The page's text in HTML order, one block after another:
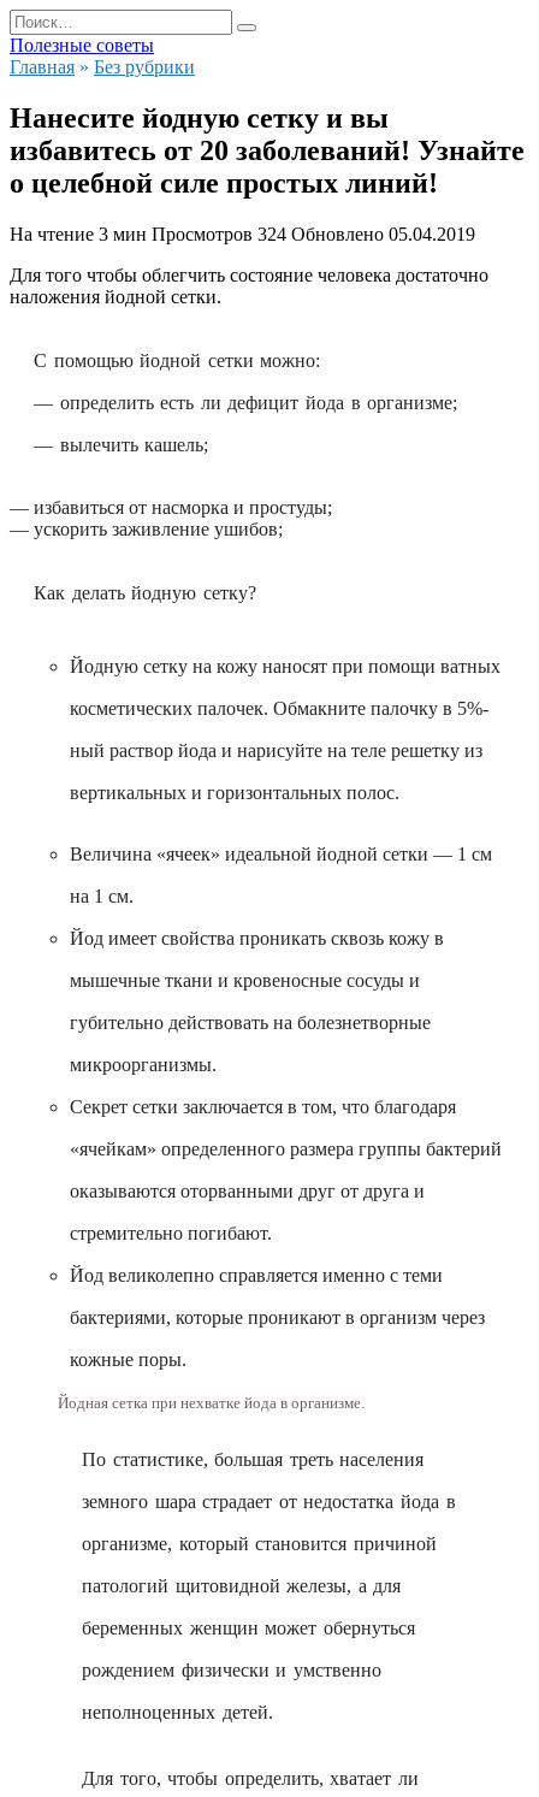
Перейти
к
содержанию
Search
for:
Полезные советы
Главная » Без рубрики
Нанесите йодную сетку и вы
избавитесь от 20 заболеваний! Узнайте
о целебной силе простых линий!
На чтение 3 мин Просмотров 324 Обновлено 05.04.2019
Для того чтобы облегчить состояние человека достаточно
наложения йодной сетки.
С помощью йодной сетки можно:
— определить есть ли дефицит йода в организме;
— вылечить кашель;
— избавиться от насморка и простуды;
— ускорить заживление ушибов;
Как делать йодную сетку?
Йодную сетку на кожу наносят при помощи ватных
косметических палочек. Обмакните палочку в 5%-
ный раствор йода и нарисуйте на теле решетку из
вертикальных и горизонтальных полос.
Величина «ячеек» идеальной йодной сетки — 1 см
на 1 см.
Йод имеет свойства проникать сквозь кожу в
мышечные ткани и кровеносные сосуды и
губительно действовать на болезнетворные
микроорганизмы.
Секрет сетки заключается в том, что благодаря
«ячейкам» определенного размера группы бактерий
оказываются оторванными друг от друга и
стремительно погибают.
Йод великолепно справляется именно с теми
бактериями, которые проникают в организм через
кожные поры.
Йодная сетка при нехватке йода в организме.
По статистике, большая треть населения
земного шара страдает от недостатка йода в
организме, который становится причиной
патологий щитовидной железы, а для
беременных женщин может обернуться
рождением физически и умственно
неполноценных детей.
Для того, чтобы определить, хватает ли